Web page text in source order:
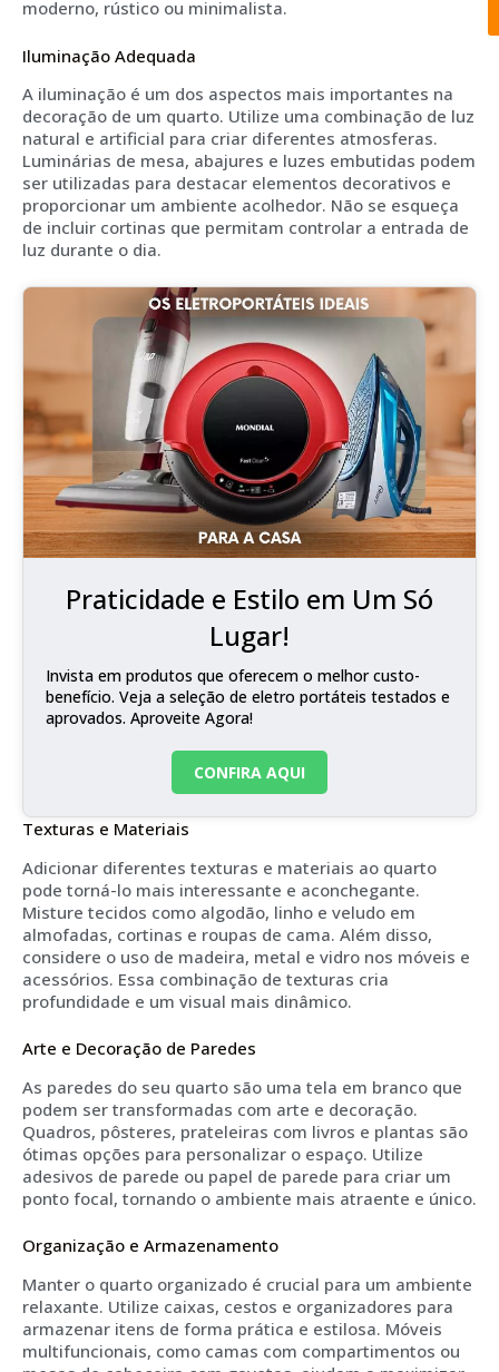
moderno, rústico ou minimalista.
Iluminação Adequada
A iluminação é um dos aspectos mais importantes na
decoração de um quarto. Utilize uma combinação de luz
natural e artificial para criar diferentes atmosferas.
Luminárias de mesa, abajures e luzes embutidas podem
ser utilizadas para destacar elementos decorativos e
proporcionar um ambiente acolhedor. Não se esqueça
de incluir cortinas que permitam controlar a entrada de
luz durante o dia.
Praticidade e Estilo em Um Só
Lugar!
Invista em produtos que oferecem o melhor custo-
benefício. Veja a seleção de eletro portáteis testados e
aprovados. Aproveite Agora!
CONFIRA AQUI
Texturas e Materiais
Adicionar diferentes texturas e materiais ao quarto
pode torná-lo mais interessante e aconchegante.
Misture tecidos como algodão, linho e veludo em
almofadas, cortinas e roupas de cama. Além disso,
considere o uso de madeira, metal e vidro nos móveis e
acessórios. Essa combinação de texturas cria
profundidade e um visual mais dinâmico.
Arte e Decoração de Paredes
As paredes do seu quarto são uma tela em branco que
podem ser transformadas com arte e decoração.
Quadros, pôsteres, prateleiras com livros e plantas são
ótimas opções para personalizar o espaço. Utilize
adesivos de parede ou papel de parede para criar um
ponto focal, tornando o ambiente mais atraente e único.
Organização e Armazenamento
Manter o quarto organizado é crucial para um ambiente
relaxante. Utilize caixas, cestos e organizadores para
armazenar itens de forma prática e estilosa. Móveis
multifuncionais, como camas com compartimentos ou